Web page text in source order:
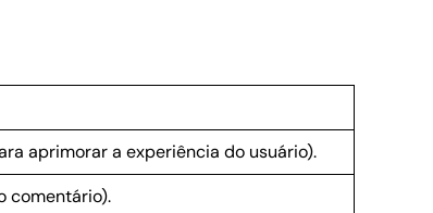
aprimorar a experiência do usuário).
comentário).